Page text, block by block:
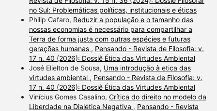
no Sul: Problemáticas políticas, institucionais e éticas
Philip Cafaro, Reduzir a população e o tamanho das
nossas economias é necessário para compartilhar a
Terra de forma justa com outras espécies e futuras
gerações humanas , Pensando - Revista de Filosofia: v.
17 n. 40 (2026): Dossiê Ética das Virtudes Ambiental
José Elielton de Sousa, Uma introdução à etica das
virtudes ambiental , Pensando - Revista de Filosofia: v.
17 n. 40 (2026): Dossiê Ética das Virtudes Ambiental
Vinícius Gomes Casalino, Crítica do direito no modelo da
Liberdade na Dialética Negativa , Pensando - Revista